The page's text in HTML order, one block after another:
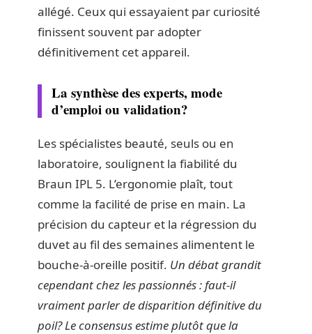
allégé. Ceux qui essayaient par curiosité
finissent souvent par adopter
définitivement cet appareil.
La synthèse des experts, mode
d’emploi ou validation?
Les spécialistes beauté, seuls ou en
laboratoire, soulignent la fiabilité du
Braun IPL 5. L’ergonomie plaît, tout
comme la facilité de prise en main. La
précision du capteur et la régression du
duvet au fil des semaines alimentent le
bouche-à-oreille positif. Un débat grandit
cependant chez les passionnés : faut-il
vraiment parler de disparition définitive du
poil? Le consensus estime plutôt que la